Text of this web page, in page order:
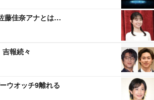
藤佳奈アナとは…
報続々
ウオッチ9離れる